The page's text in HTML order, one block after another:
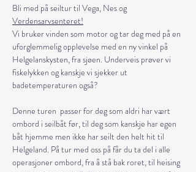
Bli med på seiltur til Vega, Nes og
Verdensarvsenteret!
Vi bruker vinden som motor og tar deg med på en
uforglemmelig opplevelse med en ny vinkel på
Helgelanskysten, fra sjøen. Underveis prøver vi
fiskelykken og kanskje vi sjekker ut
badetemperaturen også?
Denne turen  passer for deg som aldri har vært
ombord i seilbåt før, til deg som kanskje har egen
båt hjemme men ikke har seilt den helt hit til
Helgeland. På tur med oss på får du ta del i alle
operasjoner ombord, fra å stå bak roret, til heising